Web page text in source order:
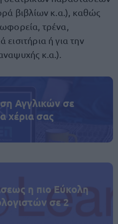
βιβλίων κ.α.), καθώς
τρένα,
ή για την
κ.α.).
Αγγλικών σε
χέρια σας
η πιο Εύκολη
σε 2